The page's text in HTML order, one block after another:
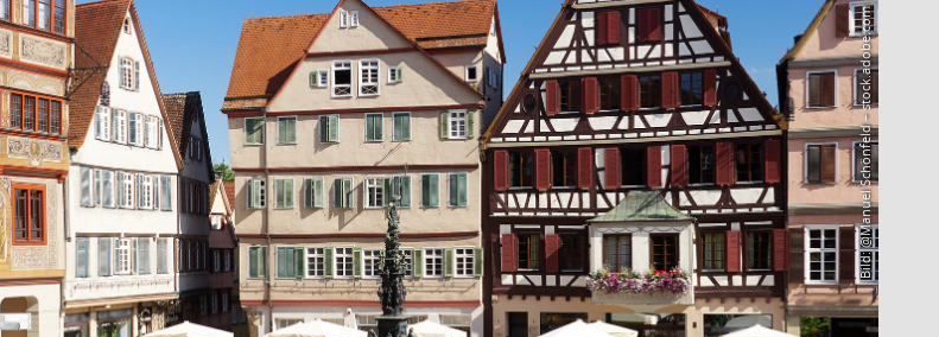
Bild: @Manuel Schönfeld – stock.adobe.com